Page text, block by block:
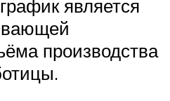
является
производства